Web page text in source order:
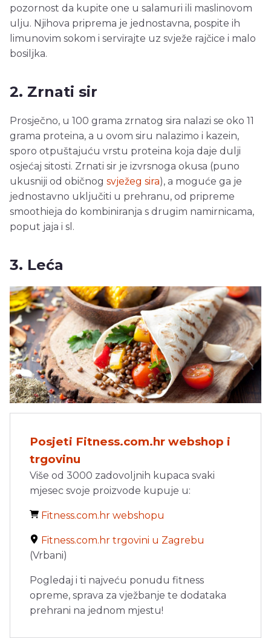
pozornost da kupite one u salamuri ili maslinovom
ulju. Njihova priprema je jednostavna, pospite ih
limunovim sokom i servirajte uz svježe rajčice i malo
bosiljka.
2. Zrnati sir
Prosječno, u 100 grama zrnatog sira nalazi se oko 11
grama proteina, a u ovom siru nalazimo i kazein,
sporo otpuštajuću vrstu proteina koja daje dulji
osjećaj sitosti. Zrnati sir je izvrsnoga okusa (puno
ukusniji od običnog svježeg sira), a moguće ga je
jednostavno uključiti u prehranu, od pripreme
smoothieja do kombiniranja s drugim namirnicama,
poput jaja i sl.
3. Leća
Posjeti Fitness.com.hr webshop i
trgovinu
Više od 3000 zadovoljnih kupaca svaki
mjesec svoje proizvode kupuje u:
Fitness.com.hr webshopu
Fitness.com.hr trgovini u Zagrebu
(Vrbani)
Pogledaj i ti najveću ponudu fitness
opreme, sprava za vježbanje te dodataka
prehrani na jednom mjestu!